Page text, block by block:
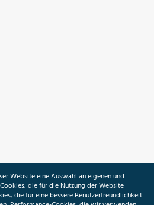
Initiative
Website eine Auswahl an eigenen und
die für die Nutzung der Website
die für eine bessere Benutzerfreundlichkeit